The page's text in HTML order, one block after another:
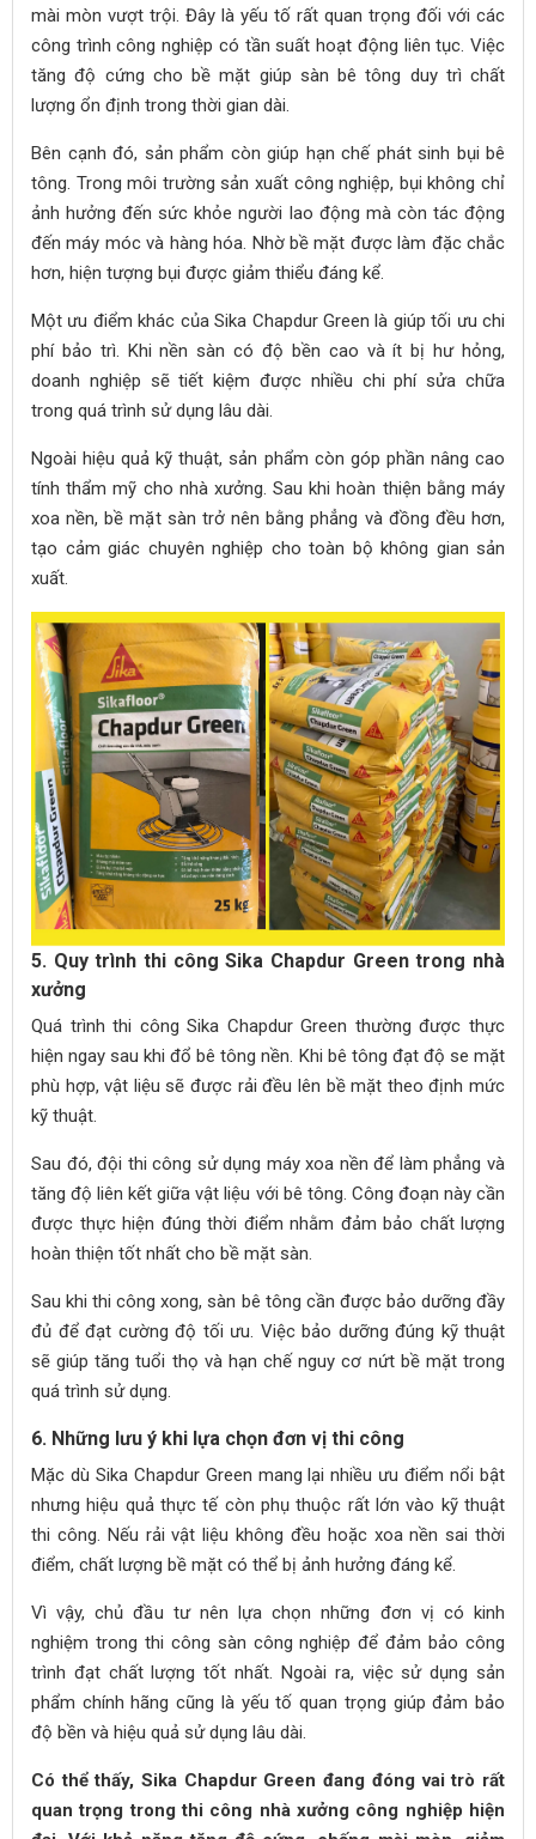
mài mòn vượt trội. Đây là yếu tố rất quan trọng đối với các
công trình công nghiệp có tần suất hoạt động liên tục. Việc
tăng độ cứng cho bề mặt giúp sàn bê tông duy trì chất
lượng ổn định trong thời gian dài.
Bên cạnh đó, sản phẩm còn giúp hạn chế phát sinh bụi bê
tông. Trong môi trường sản xuất công nghiệp, bụi không chỉ
ảnh hưởng đến sức khỏe người lao động mà còn tác động
đến máy móc và hàng hóa. Nhờ bề mặt được làm đặc chắc
hơn, hiện tượng bụi được giảm thiểu đáng kể.
Một ưu điểm khác của Sika Chapdur Green là giúp tối ưu chi
phí bảo trì. Khi nền sàn có độ bền cao và ít bị hư hỏng,
doanh nghiệp sẽ tiết kiệm được nhiều chi phí sửa chữa
trong quá trình sử dụng lâu dài.
Ngoài hiệu quả kỹ thuật, sản phẩm còn góp phần nâng cao
tính thẩm mỹ cho nhà xưởng. Sau khi hoàn thiện bằng máy
xoa nền, bề mặt sàn trở nên bằng phẳng và đồng đều hơn,
tạo cảm giác chuyên nghiệp cho toàn bộ không gian sản
xuất.
5. Quy trình thi công Sika Chapdur Green trong nhà
xưởng
Quá trình thi công Sika Chapdur Green thường được thực
hiện ngay sau khi đổ bê tông nền. Khi bê tông đạt độ se mặt
phù hợp, vật liệu sẽ được rải đều lên bề mặt theo định mức
kỹ thuật.
Sau đó, đội thi công sử dụng máy xoa nền để làm phẳng và
tăng độ liên kết giữa vật liệu với bê tông. Công đoạn này cần
được thực hiện đúng thời điểm nhằm đảm bảo chất lượng
hoàn thiện tốt nhất cho bề mặt sàn.
Sau khi thi công xong, sàn bê tông cần được bảo dưỡng đầy
đủ để đạt cường độ tối ưu. Việc bảo dưỡng đúng kỹ thuật
sẽ giúp tăng tuổi thọ và hạn chế nguy cơ nứt bề mặt trong
quá trình sử dụng.
6. Những lưu ý khi lựa chọn đơn vị thi công
Mặc dù Sika Chapdur Green mang lại nhiều ưu điểm nổi bật
nhưng hiệu quả thực tế còn phụ thuộc rất lớn vào kỹ thuật
thi công. Nếu rải vật liệu không đều hoặc xoa nền sai thời
điểm, chất lượng bề mặt có thể bị ảnh hưởng đáng kể.
Vì vậy, chủ đầu tư nên lựa chọn những đơn vị có kinh
nghiệm trong thi công sàn công nghiệp để đảm bảo công
trình đạt chất lượng tốt nhất. Ngoài ra, việc sử dụng sản
phẩm chính hãng cũng là yếu tố quan trọng giúp đảm bảo
độ bền và hiệu quả sử dụng lâu dài.
Có thể thấy, Sika Chapdur Green đang đóng vai trò rất
quan trọng trong thi công nhà xưởng công nghiệp hiện